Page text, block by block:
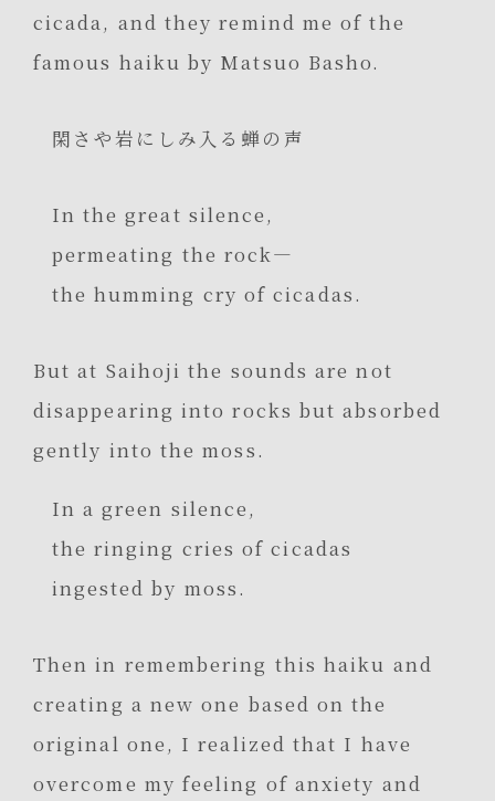
cicada, and they remind me of the
famous haiku by Matsuo Basho.
閑さや岩にしみ入る蝉の声
In the great silence,
permeating the rock—
the humming cry of cicadas.
But at Saihoji the sounds are not
disappearing into rocks but absorbed
gently into the moss.
In a green silence,
the ringing cries of cicadas
ingested by moss.
Then in remembering this haiku and
creating a new one based on the
original one, I realized that I have
overcome my feeling of anxiety and